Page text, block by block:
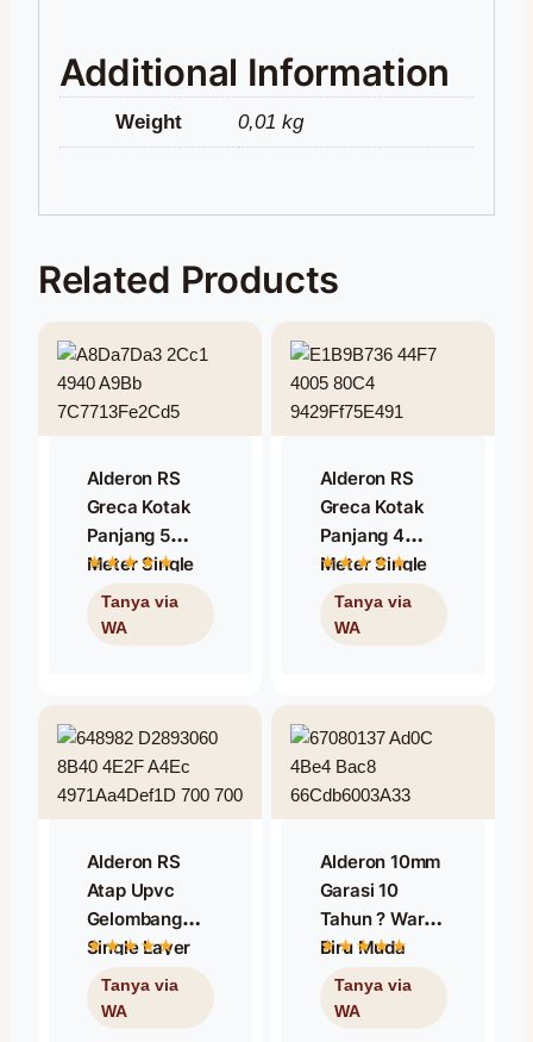
Additional Information
Weight 0,01 kg
Related Products
Alderon RS
Greca Kotak
Panjang 5
Meter Single
Layer – Warna
Abu-Abu
Alderon RS
Greca Kotak
Panjang 4
Meter Single
Layer – Warna
Abu-Abu
Alderon RS
Atap Upvc
Gelombang
Single Layer
Trimdeck ?
Warna Abu-
Alderon 10mm
Garasi 10
Tahun ? Warna
Biru Muda